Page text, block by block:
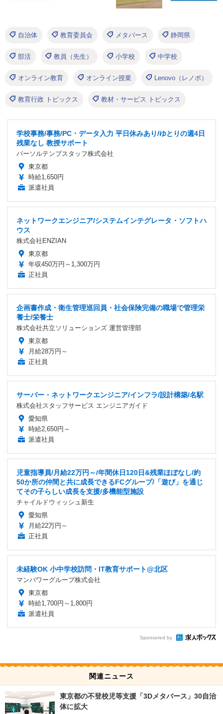
自治体 教育委員会 メタバース 静岡県
部活 教員（先生） 小学校 中学校
オンライン教育 オンライン授業 Lenovo（レノボ）
教育行政 トピックス 教材・サービス トピックス
学校事務/事務/PC・データ入力 平日休みあり/ゆとりの週4日
残業なし 教授サポート
パーソルテンプスタッフ株式会社
東京都
時給1,650円
派遣社員
ネットワークエンジニア/システムインテグレータ・ソフトハ
ウス
株式会社ENZIAN
東京都
年収450万円～1,300万円
正社員
企画書作成・衛生管理巡回員・社会保険完備の職場で管理栄
養士/栄養士
株式会社共立ソリューションズ 運営管理部
東京都
月給28万円～
正社員
サーバー・ネットワークエンジニア/インフラ/設計構築/名駅
株式会社スタッフサービス エンジニアガイド
愛知県
時給2,650円～
派遣社員
児童指導員/月給22万円～/年間休日120日&残業ほぼなし/約
50か所の仲間と共に成長できるFCグループ/「遊び」を通じ
てその子らしい成長を支援/多機能型施設
チャイルドウィッシュ新生
愛知県
月給22万円～
正社員
未経験OK 小中学校訪問・IT教育サポート@北区
マンパワーグループ株式会社
東京都
時給1,700円～1,800円
派遣社員
Sponsored by
関連ニュース
東京都の不登校児等支援「3Dメタバース」30自治
体に拡大